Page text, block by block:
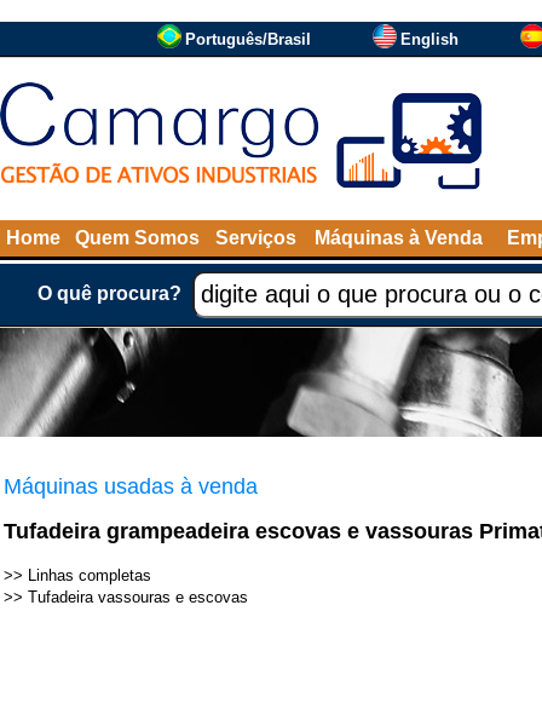
Português/Brasil English
Home Quem Somos Serviços Máquinas à Venda
O quê procura?
Máquinas usadas à venda
Tufadeira grampeadeira escovas e vassouras
>> Linhas completas
>> Tufadeira vassouras e escovas